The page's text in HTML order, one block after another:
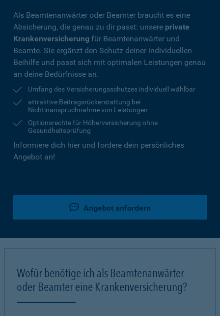
Als Beamtenanwärter oder Beamter braucht es eine
Absicherung, die genau zu dir passt: unsere private
Krankenversicherung für Beamtenanwärter und
Beamte. Sie ergänzt den Schutz deiner individuellen
Beihilfe und passt sich mit optimalen Leistungen genau
an deine Bedürfnisse an.
Umfang des Versicherungsschutzes individuell wählbar
attraktive Beitragsrückerstattung bei
Nichtinanspruchnahme von Leistungen
Optionsrechte für Höherversicherung ohne
Gesundheitsprüfung
Informiere dich hier und fordere dein persönliches
Angebot an!
Angebot anfordern
Wofür benötige ich als Beamtenanwärter
oder Beamter eine Krankenversicherung?